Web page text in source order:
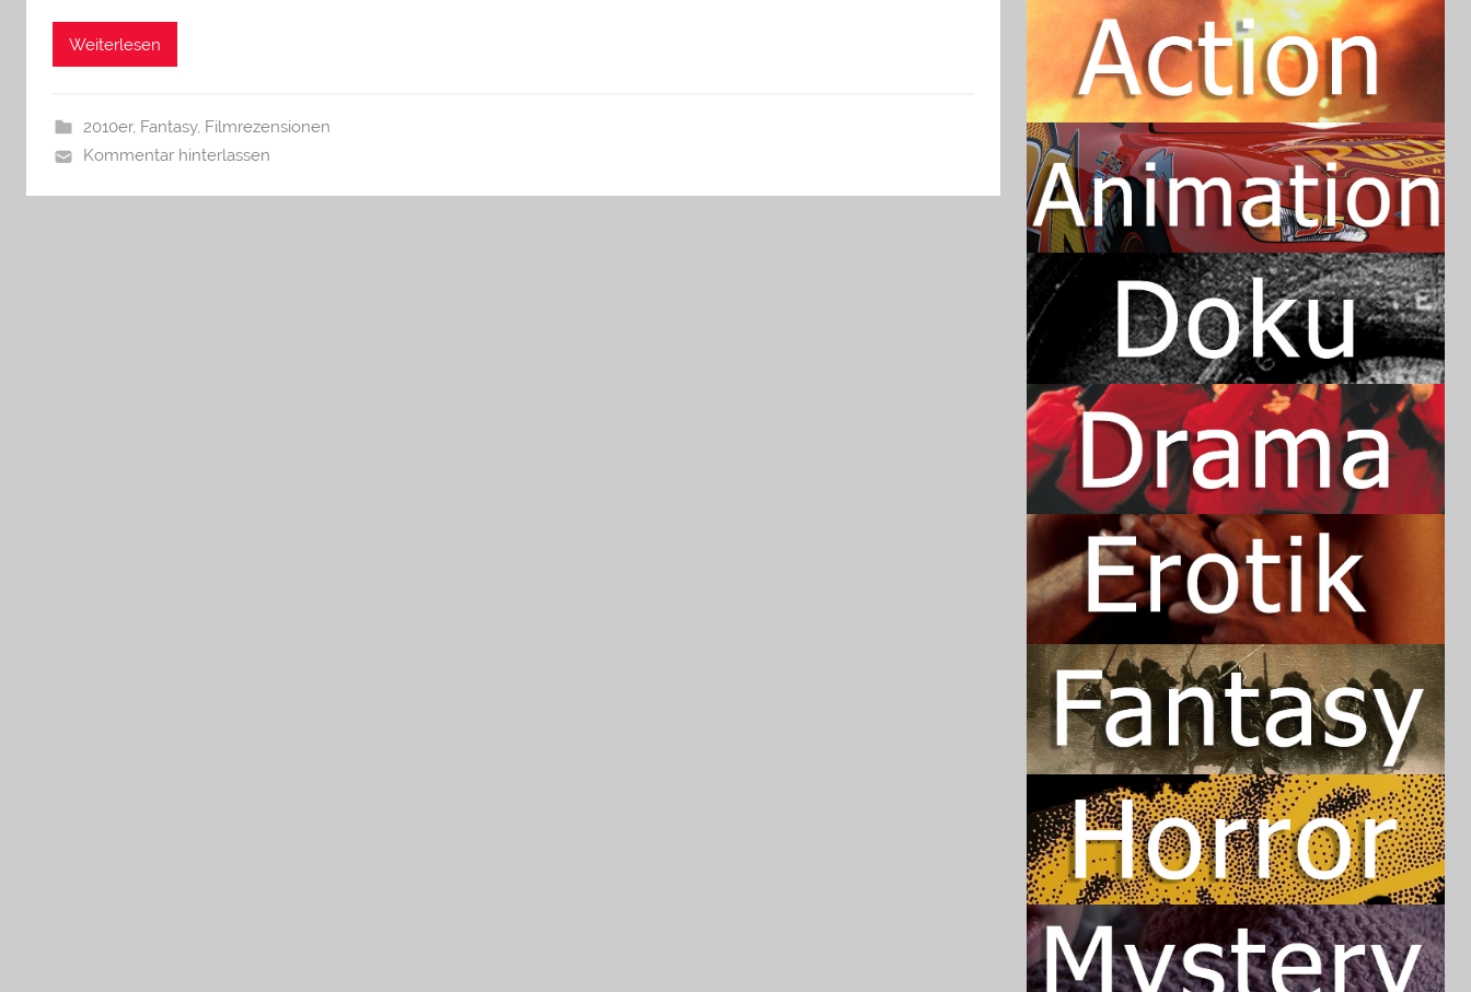
Weiterlesen
2010er, Fantasy, Filmrezensionen
Kommentar hinterlassen